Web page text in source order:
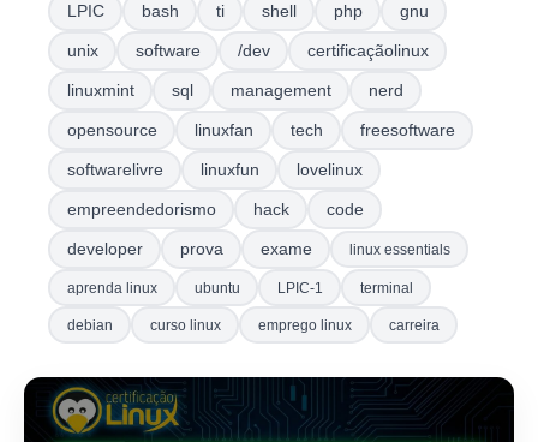
LPIC bash ti shell php gnu
unix software /dev certificaçãolinux
linuxmint sql management nerd
opensource linuxfan tech freesoftware
softwarelivre linuxfun lovelinux
empreendedorismo hack code
developer prova exame linux essentials
aprenda linux ubuntu LPIC-1 terminal
debian curso linux emprego linux carreira